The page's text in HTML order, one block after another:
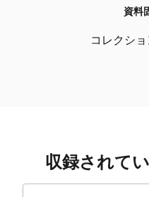
資料
コレクシ
収録されて